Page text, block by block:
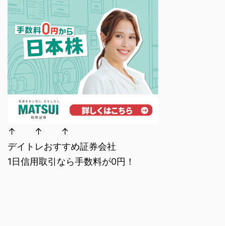
↑ ↑ ↑
デイトレおすすめ証券会社
1日信用取引なら手数料が0円！